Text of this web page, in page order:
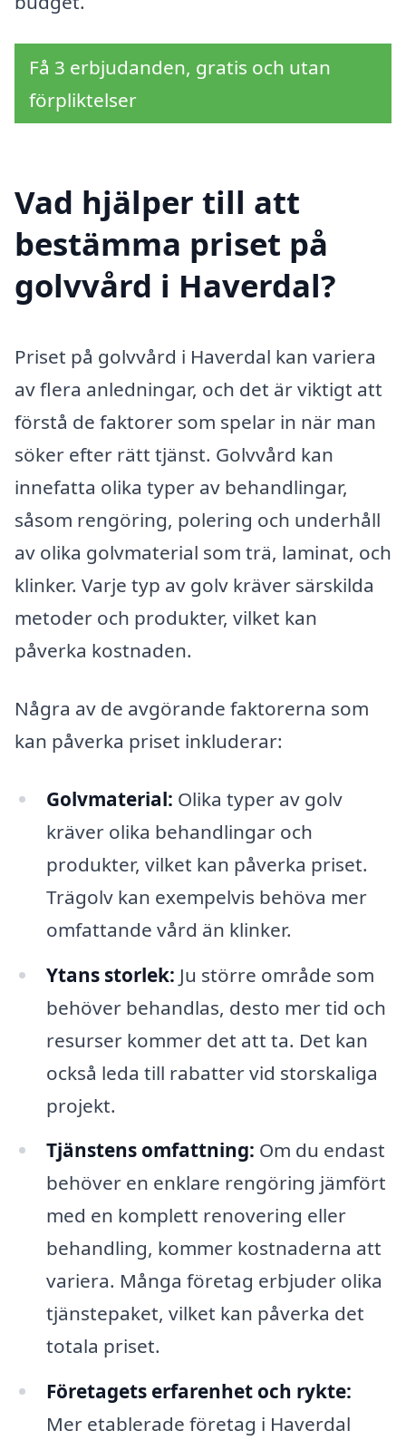
Få 3 erbjudanden, gratis och utan
förpliktelser
Vad hjälper till att
bestämma priset på
golvvård i Haverdal?
Priset på golvvård i Haverdal kan variera
av flera anledningar, och det är viktigt att
förstå de faktorer som spelar in när man
söker efter rätt tjänst. Golvvård kan
innefatta olika typer av behandlingar,
såsom rengöring, polering och underhåll
av olika golvmaterial som trä, laminat, och
klinker. Varje typ av golv kräver särskilda
metoder och produkter, vilket kan
påverka kostnaden.
Några av de avgörande faktorerna som
kan påverka priset inkluderar:
Golvmaterial: Olika typer av golv
kräver olika behandlingar och
produkter, vilket kan påverka priset.
Trägolv kan exempelvis behöva mer
omfattande vård än klinker.
Ytans storlek: Ju större område som
behöver behandlas, desto mer tid och
resurser kommer det att ta. Det kan
också leda till rabatter vid storskaliga
projekt.
Tjänstens omfattning: Om du endast
behöver en enklare rengöring jämfört
med en komplett renovering eller
behandling, kommer kostnaderna att
variera. Många företag erbjuder olika
tjänstepaket, vilket kan påverka det
totala priset.
Företagets erfarenhet och rykte:
Mer etablerade företag i Haverdal